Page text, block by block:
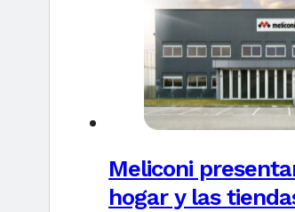
Meliconi
hogar y las